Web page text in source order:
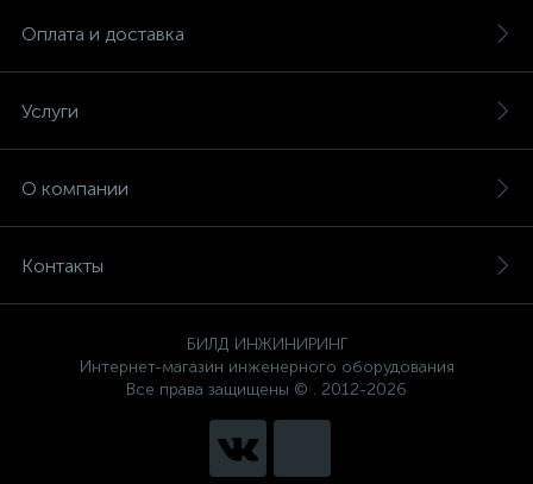
Оплата и доставка
Услуги
О компании
Контакты
БИЛД ИНЖИНИРИНГ
Интернет-магазин инженерного оборудования
Все права защищены © . 2012-2026